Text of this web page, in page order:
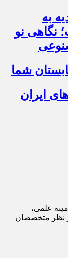
به
نگاهی نو
شما
ایران
علمی،
نظر متخصصان